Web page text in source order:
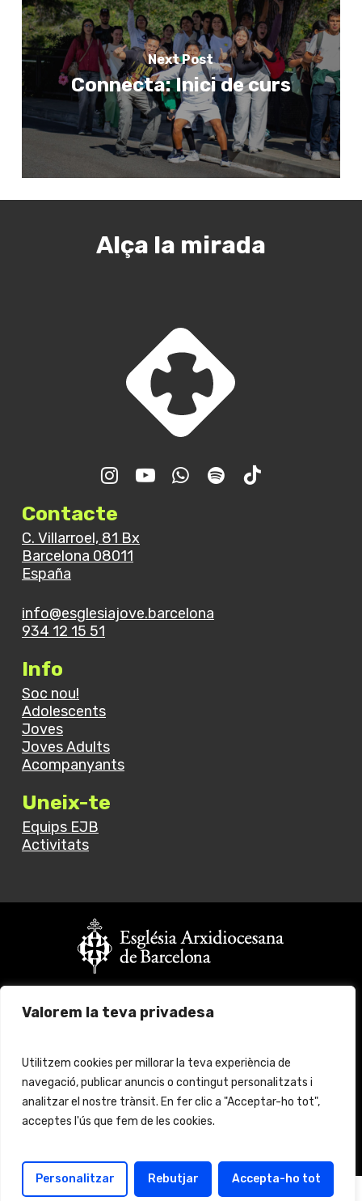
Valorem la teva privadesa
Utilitzem cookies per millorar la teva experiència de
navegació, publicar anuncis o contingut personalitzats i
analitzar el nostre trànsit. En fer clic a "Acceptar-ho tot",
acceptes l'ús que fem de les cookies.
Personalitzar Rebutjar Accepta-ho tot
Next Post
Connecta: Inici de curs
Alça la mirada
Contacte
C. Villarroel, 81 Bx
Barcelona 08011
España
info@esglesiajove.barcelona
934 12 15 51
Info
Soc nou!
Adolescents
Joves
Joves Adults
Acompanyants
Uneix-te
Equips EJB
Activitats
Fes clickaquíper més informació
© 2024 Església Jove Barcelona. All rights reserved.
Avís legal Protecció de Dades
Català Español(Spanish)